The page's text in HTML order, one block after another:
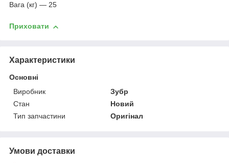
Вага (кг) — 25
Приховати
Характеристики
Основні
Виробник
Зубр
Стан
Новий
Тип запчастини
Оригінал
Умови доставки